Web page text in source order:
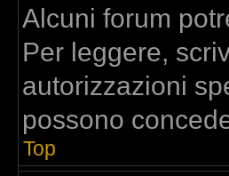
Alcuni forum
Per leggere,
autorizzazioni
possono
Top